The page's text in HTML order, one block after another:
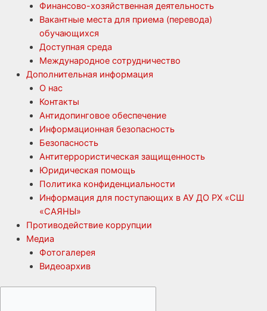
Финансово-хозяйственная деятельность
Вакантные места для приема (перевода)
обучающихся
Доступная среда
Международное сотрудничество
Дополнительная информация
О нас
Контакты
Антидопинговое обеспечение
Информационная безопасность
Безопасность
Антитеррористическая защищенность
Юридическая помощь
Политика конфиденциальности
Информация для поступающих в АУ ДО РХ «СШ
«САЯНЫ»
Противодействие коррупции
Медиа
Фотогалерея
Видеоархив